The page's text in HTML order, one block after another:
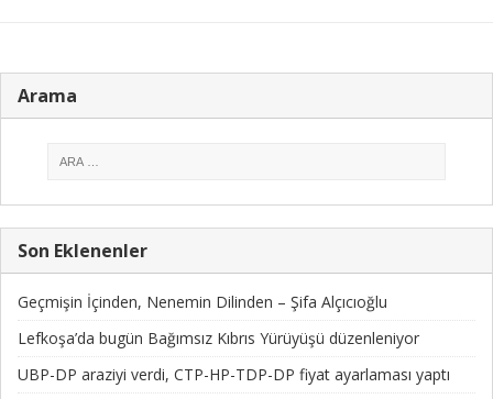
Arama
Son Eklenenler
Geçmişin İçinden, Nenemin Dilinden – Şifa Alçıcıoğlu
Lefkoşa’da bugün Bağımsız Kıbrıs Yürüyüşü düzenleniyor
UBP-DP araziyi verdi, CTP-HP-TDP-DP fiyat ayarlaması yaptı